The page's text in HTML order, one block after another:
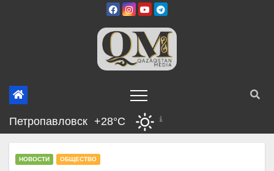
Петропавловск +28°C
НОВОСТИ ОБЩЕСТВО